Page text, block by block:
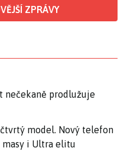
ZPRÁVY
nečekaně prodlužuje
čtvrtý model. Nový telefon
i Ultra elitu